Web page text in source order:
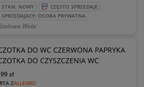
STAN: NOWY
CZĘSTO SPRZEDAJE
SPRZEDAJĄCY: OSOBA PRYWATNA
Wola
DO WC CZERWONA PAPRYKA
DO CZYSZCZENIA WC
ZALLEGRO
,99zł